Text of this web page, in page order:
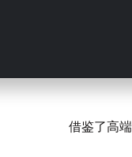
借鉴了高